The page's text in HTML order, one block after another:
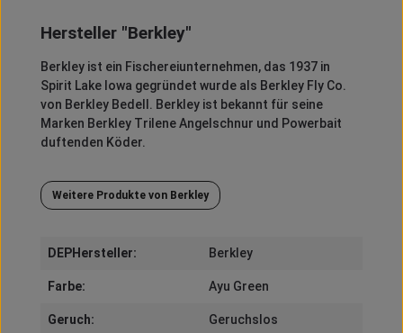
Hersteller "Berkley"
Berkleyist ein Fischereiunternehmen, das 1937 in
Spirit Lake Iowa gegründet wurde als Berkley FlyCo.
von Berkley Bedell . Berkleyist bekannt für seine
Marken Berkley TrileneAngelschnur und Powerbait
duftenden Köder.
Weitere Produkte von Berkley
DEPHersteller: Berkley
Farbe: Ayu Green
Geruch: Geruchslos